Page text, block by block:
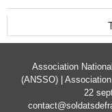
Association
(ANSSO) |
22